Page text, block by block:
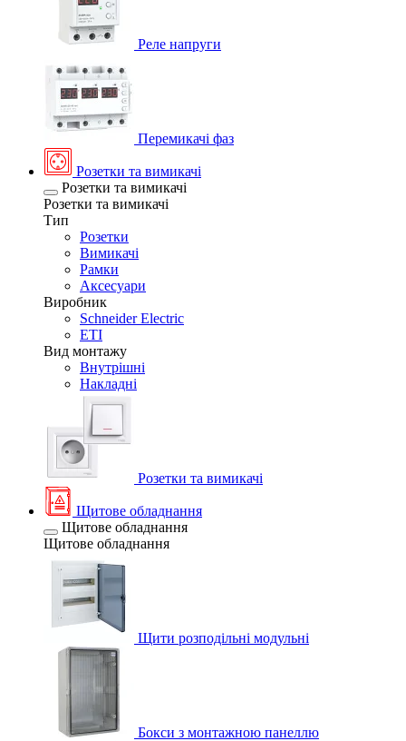
Реле напруги
Перемикачі фаз
Розетки та вимикачі
Розетки та вимикачі
Розетки та вимикачі
Тип
Розетки
Вимикачі
Рамки
Аксесуари
Виробник
Schneider Electric
ETI
Вид монтажу
Внутрішні
Накладні
Розетки та вимикачі
Щитове обладнання
Щитове обладнання
Щитове обладнання
Щити розподільні модульні
Бокси з монтажною панеллю